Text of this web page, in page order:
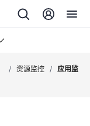
/ 资源监控 / 应用监